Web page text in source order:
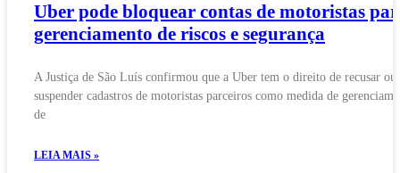
Uber pode bloquear contas de motoristas
gerenciamento de riscos e segurança
A Justiça de São Luís confirmou que a Uber tem o direito de recusar ou
suspender cadastros de motoristas parceiros como medida de
de
LEIA MAIS »